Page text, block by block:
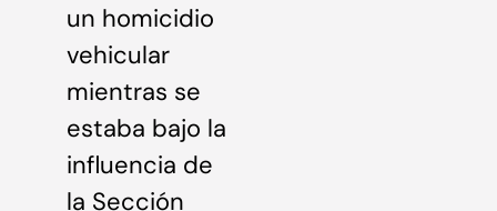
un homicidio
vehicular
mientras se
estaba bajo la
influencia de
la Sección